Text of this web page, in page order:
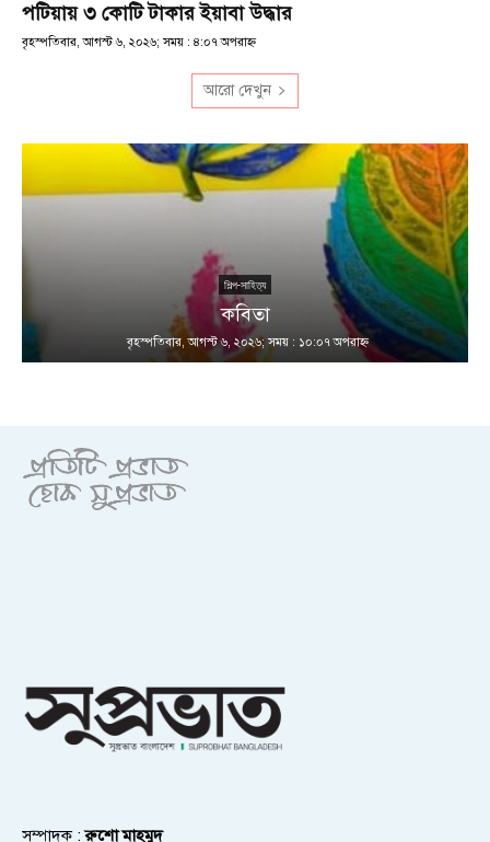
পটিয়ায় ৩ কোটি টাকার ইয়াবা উদ্ধার
বৃহস্পতিবার, আগস্ট ৬, ২০২৬; সময় : ৪:০৭ অপরাহ্ণ
আরো দেখুন
শিল্প-সাহিত্য
কবিতা
বৃহস্পতিবার, আগস্ট ৬, ২০২৬; সময় : ১০:০৭ অপরাহ্ণ
সম্পাদক :রুশো মাহমুদ